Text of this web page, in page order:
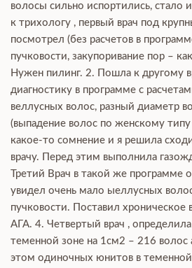
волосы сильно испортились,
к трихологу , первый врач под
посмотрел (без расчетов в
пучковости, закупоривание пор –
Нужен пилинг. 2. Пошла к другому
диагностику в программе с
веллусных волос, разный диаметр
(выпадение волос по женскому типу
какое-то сомнение и я решила
врачу. Перед этим выполнила
Третий Врач в такой же программе
увидел очень мало ыеллусных
пучковости. Поставил хроническое
АГА. 4. Четвертый врач ,
теменной зоне на 1см2 – 216 волос
этом одиночных юнитов в теменной